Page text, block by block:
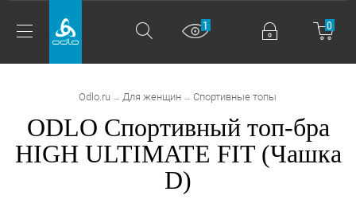
0
1
Odlo.ru → Для женщин → Спортивные топы
ODLO Спортивный топ-бра
HIGH ULTIMATE FIT (Чашка
D)